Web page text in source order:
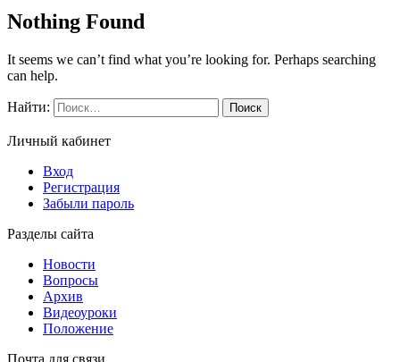
Nothing Found
It seems we can’t find what you’re looking for. Perhaps searching
can help.
Найти:
Личный кабинет
Вход
Регистрация
Забыли пароль
Разделы сайта
Новости
Вопросы
Архив
Видеоуроки
Положение
Почта для связи